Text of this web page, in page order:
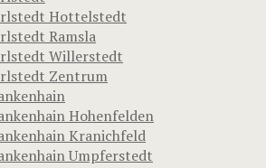
Hottelstedt
Ramsla
Willerstedt
Zentrum
Hohenfelden
Kranichfeld
Umpferstedt